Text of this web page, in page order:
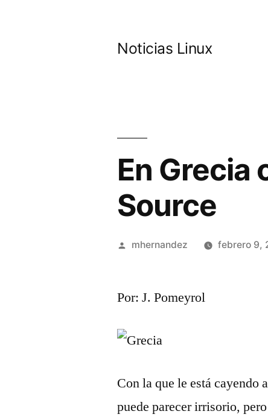
Noticias Linux
En Grecia
Source
Publicado
mhernandez febrero 9,
Por: J. Pomeyrol
Con la que le está cayendo
puede parecer irrisorio,